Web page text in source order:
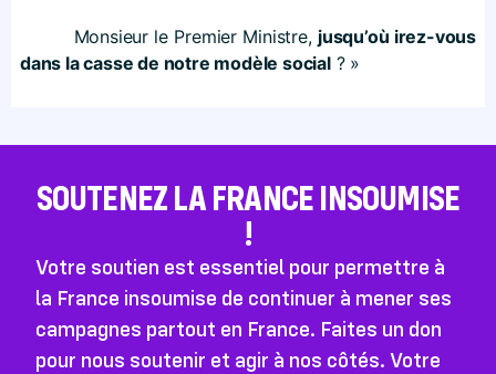
Monsieur le Premier Ministre, jusqu’où irez-vous
dans la casse de notre modèle social? »
SOUTENEZ LA FRANCE INSOUMISE
!
Votre soutien est essentiel pour permettre à
la France insoumise de continuer à mener ses
campagnes partout en France. Faites un don
pour nous soutenir et agir à nos côtés. Votre